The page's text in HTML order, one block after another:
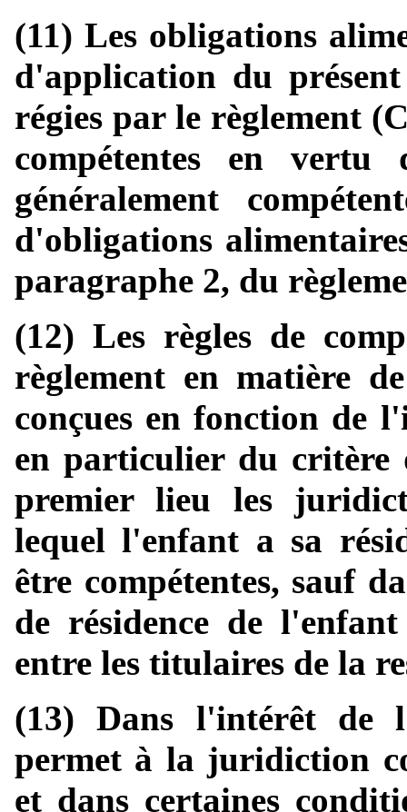
(11) Les obligations
d'application du
régies par le règlement
compétentes en vertu
généralement
d'obligations
paragraphe 2, du
(12) Les règles de
règlement en matière
conçues en fonction de
en particulier du critère
premier lieu les
lequel l'enfant a sa
être compétentes, sauf
de résidence de
entre les titulaires de la
(13) Dans l'intérêt de
permet à la juridiction
et dans certaines